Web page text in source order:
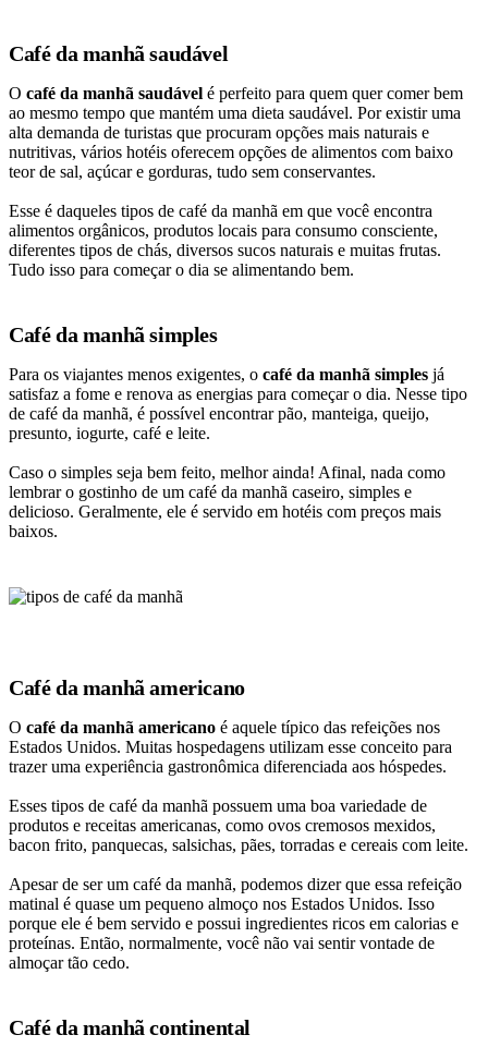
Café da manhã saudável
O café da manhã saudável é perfeito para quem quer comer bem
ao mesmo tempo que mantém uma dieta saudável. Por existir uma
alta demanda de turistas que procuram opções mais naturais e
nutritivas, vários hotéis oferecem opções de alimentos com baixo
teor de sal, açúcar e gorduras, tudo sem conservantes.
Esse é daqueles tipos de café da manhã em que você encontra
alimentos orgânicos, produtos locais para consumo consciente,
diferentes tipos de chás, diversos sucos naturais e muitas frutas.
Tudo isso para começar o dia se alimentando bem.
Café da manhã simples
Para os viajantes menos exigentes, o café da manhã simples já
satisfaz a fome e renova as energias para começar o dia. Nesse tipo
de café da manhã, é possível encontrar pão, manteiga, queijo,
presunto, iogurte, café e leite.
Caso o simples seja bem feito, melhor ainda! Afinal, nada como
lembrar o gostinho de um café da manhã caseiro, simples e
delicioso. Geralmente, ele é servido em hotéis com preços mais
baixos.
Café da manhã americano
O café da manhã americano é aquele típico das refeições nos
Estados Unidos. Muitas hospedagens utilizam esse conceito para
trazer uma experiência gastronômica diferenciada aos hóspedes.
Esses tipos de café da manhã possuem uma boa variedade de
produtos e receitas americanas, como ovos cremosos mexidos,
bacon frito, panquecas, salsichas, pães, torradas e cereais com leite.
Apesar de ser um café da manhã, podemos dizer que essa refeição
matinal é quase um pequeno almoço nos Estados Unidos. Isso
porque ele é bem servido e possui ingredientes ricos em calorias e
proteínas. Então, normalmente, você não vai sentir vontade de
almoçar tão cedo.
Café da manhã continental